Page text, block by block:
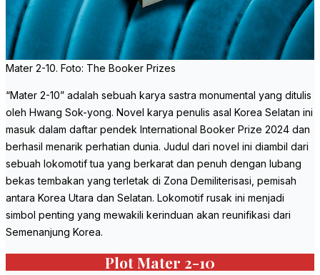
Mater 2-10. Foto: The Booker Prizes
“Mater 2-10” adalah sebuah karya sastra monumental yang ditulis
oleh Hwang Sok-yong. Novel karya penulis asal Korea Selatan ini
masuk dalam daftar pendek International Booker Prize 2024 dan
berhasil menarik perhatian dunia. Judul dari novel ini diambil dari
sebuah lokomotif tua yang berkarat dan penuh dengan lubang
bekas tembakan yang terletak di Zona Demiliterisasi, pemisah
antara Korea Utara dan Selatan. Lokomotif rusak ini menjadi
simbol penting yang mewakili kerinduan akan reunifikasi dari
Semenanjung Korea.
Plot Mater 2-10